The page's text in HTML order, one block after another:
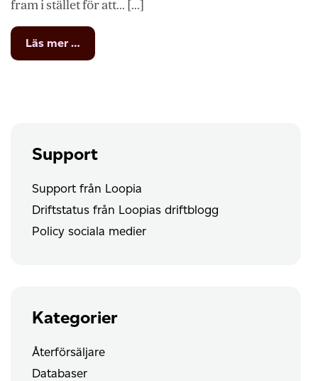
fram i stället för att... [...]
Läs mer …
Skicka
Support
Support från Loopia
Driftstatus från Loopias driftblogg
Policy sociala medier
Kategorier
Återförsäljare
Databaser